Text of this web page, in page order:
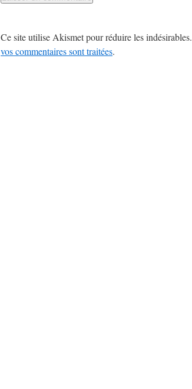
Ce site utilise Akismet pour réduire les indésirables.
vos commentaires sont traitées.